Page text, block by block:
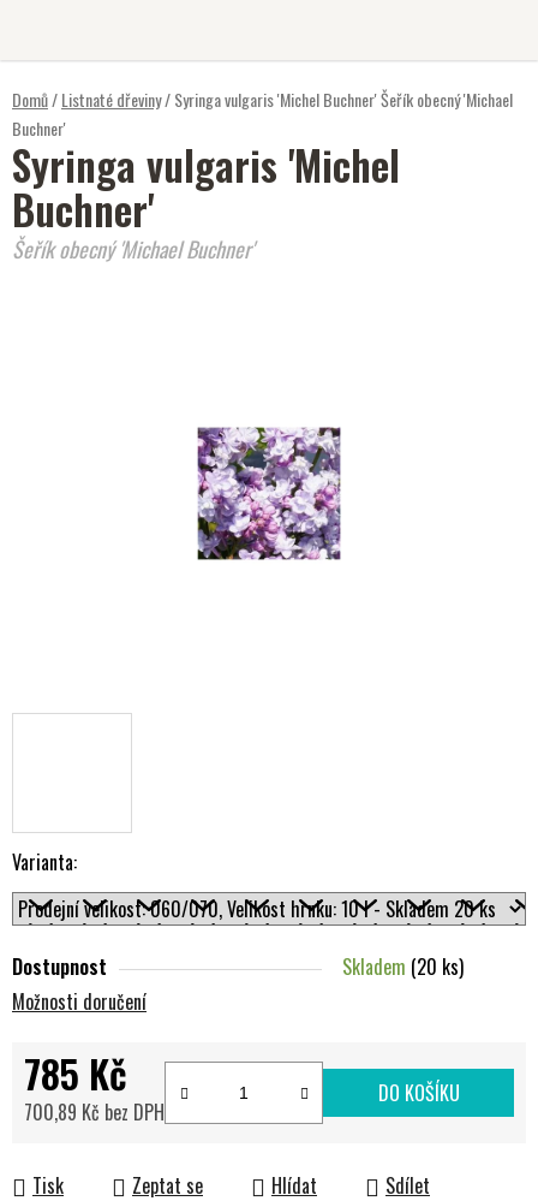
Domů/Listnaté dřeviny/Syringa vulgaris 'Michel Buchner'Šeřík obecný 'Michael
Buchner'
Varianta:
Dostupnost Skladem (20 ks)
Možnosti doručení
785 Kč
700,89 Kč bez DPH
DO KOŠÍKU
Tisk Zeptat se Hlídat Sdílet
Syringa vulgaris 'Michel
Buchner'
Šeřík obecný 'Michael Buchner'